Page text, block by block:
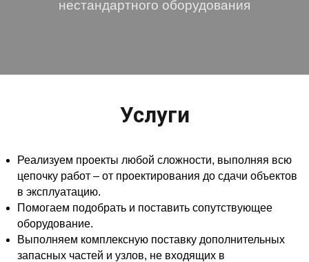
нестандартного оборудования
Услуги
Реализуем проекты любой сложности, выполняя всю
цепочку работ – от проектирования до сдачи объектов
в эксплуатацию.
Помогаем подобрать и поставить сопутствующее
оборудование.
Выполняем комплексную поставку дополнительных
запасных частей и узлов, не входящих в